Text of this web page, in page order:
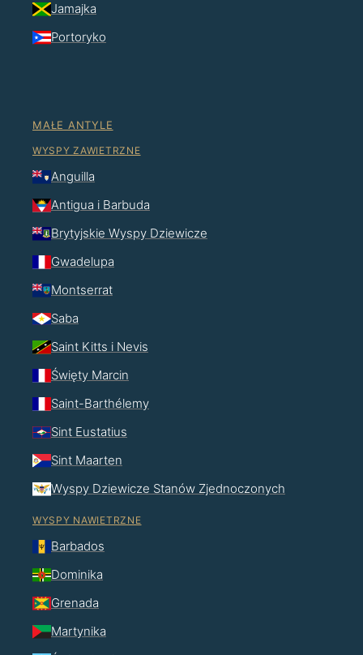
Jamajka
Portoryko
MAŁE ANTYLE
WYSPY ZAWIETRZNE
Anguilla
Antigua i Barbuda
Brytyjskie Wyspy Dziewicze
Gwadelupa
Montserrat
Saba
Saint Kitts i Nevis
Święty Marcin
Saint-Barthélemy
Sint Eustatius
Sint Maarten
Wyspy Dziewicze Stanów Zjednoczonych
WYSPY NAWIETRZNE
Barbados
Dominika
Grenada
Martynika